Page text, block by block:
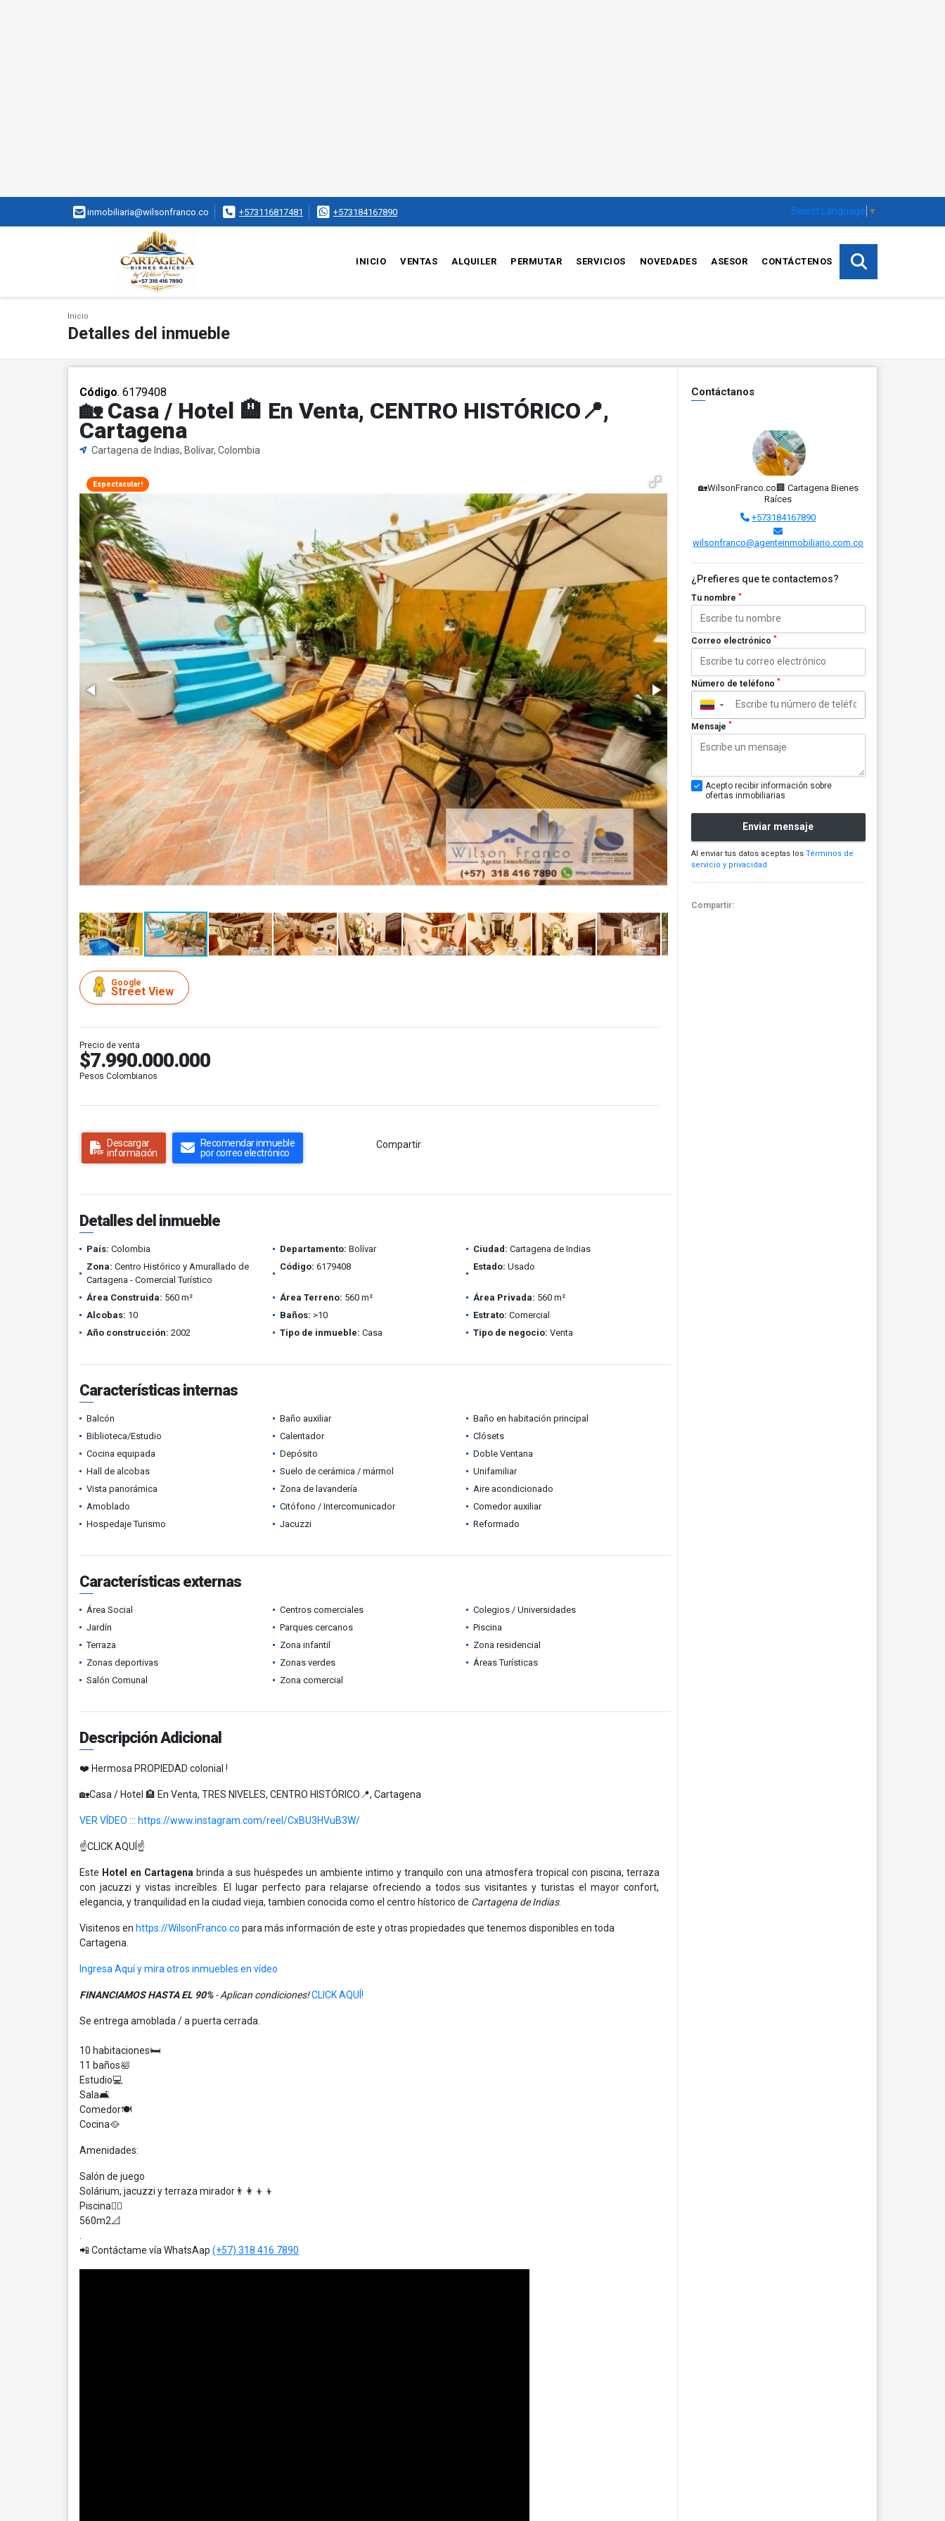
inmobiliaria@wilsonfranco.co +573116817481 +573184167890 Select Language ▼
INICIO VENTAS ALQUILER PERMUTAR SERVICIOS NOVEDADES ASESOR CONTÁCTENOS
Inicio
Detalles del inmueble
Código. 6179408
🏡 Casa / Hotel 🏨 En Venta, CENTRO HISTÓRICO📍,
Cartagena
Cartagena de Indias, Bolívar, Colombia
Espectacular!
Google
Street View
Precio de venta
$7.990.000.000
Pesos Colombianos
Descargar
información
Recomendar inmueble
por correo electrónico
Compartir
Detalles del inmueble
País: Colombia Departamento: Bolívar Ciudad: Cartagena de Indias
Zona: Centro Histórico y Amurallado de
Cartagena - Comercial Turístico
Código: 6179408 Estado: Usado
Área Construida: 560 m² Área Terreno: 560 m² Área Privada: 560 m²
Alcobas: 10 Baños: >10 Estrato: Comercial
Año construcción: 2002 Tipo de inmueble: Casa Tipo de negocio: Venta
Características internas
Balcón Baño auxiliar
Baño en habitación principal
Biblioteca/Estudio
Calentador
Clósets
Cocina equipada
Depósito
Doble Ventana
Hall de alcobas
Suelo de cerámica / mármol
Unifamiliar
Vista panorámica
Zona de lavandería
Aire acondicionado
Amoblado
Citófono / Intercomunicador
Comedor auxiliar
Hospedaje Turismo
Jacuzzi Reformado
Características externas
Área Social Centros comerciales
Colegios / Universidades
Jardín
Parques cercanos
Piscina
Terraza
Zona infantil
Zona residencial
Zonas deportivas
Zonas verdes
Áreas Turísticas
Salón Comunal
Zona comercial
Descripción Adicional
❤️ Hermosa PROPIEDAD colonial !
🏡Casa / Hotel 🏨 En Venta, TRES NIVELES, CENTRO HISTÓRICO📍, Cartagena
VER VÍDEO ::: https://www.instagram.com/reel/CxBU3HVuB3W/
☝️CLICK AQUÍ☝️
Este Hotel en Cartagena brinda a sus huéspedes un ambiente intimo y tranquilo con una atmosfera tropical con piscina, terraza
con jacuzzi y vistas increíbles. El lugar perfecto para relajarse ofreciendo a todos sus visitantes y turistas el mayor confort,
elegancia, y tranquilidad en la ciudad vieja, tambien conocida como el centro hístorico de Cartagena de Indias.
Visitenos en https://WilsonFranco.co para más información de este y otras propiedades que tenemos disponibles en toda
Cartagena.
Ingresa Aquí y mira otros inmuebles en vídeo
FINANCIAMOS HASTA EL 90%- Aplican condiciones!CLICK AQUÍ!
Se entrega amoblada / a puerta cerrada.
10 habitaciones🛏
11 baños🛀
Estudio💻
Sala🛋
Comedor🍽
Cocina🥘
Amenidades:
Salón de juego
Solárium, jacuzzi y terraza mirador👨‍👩‍👦‍👦
Piscina🏊‍♂️
560m2📐
📲 Contáctame vía WhatsAap (+57) 318 416 7890
Contáctanos
🏡WilsonFranco.co🏢 Cartagena Bienes
Raíces
+573184167890
wilsonfranco@agenteinmobiliario.com.co
¿Prefieres que te contactemos?
Tu nombre *
Correo electrónico *
Número de teléfono *
▼
Mensaje *
Acepto recibir información sobre
ofertas inmobiliarias
Enviar mensaje
Al enviar tus datos aceptas los Términos de
servicio y privacidad
Compartir: